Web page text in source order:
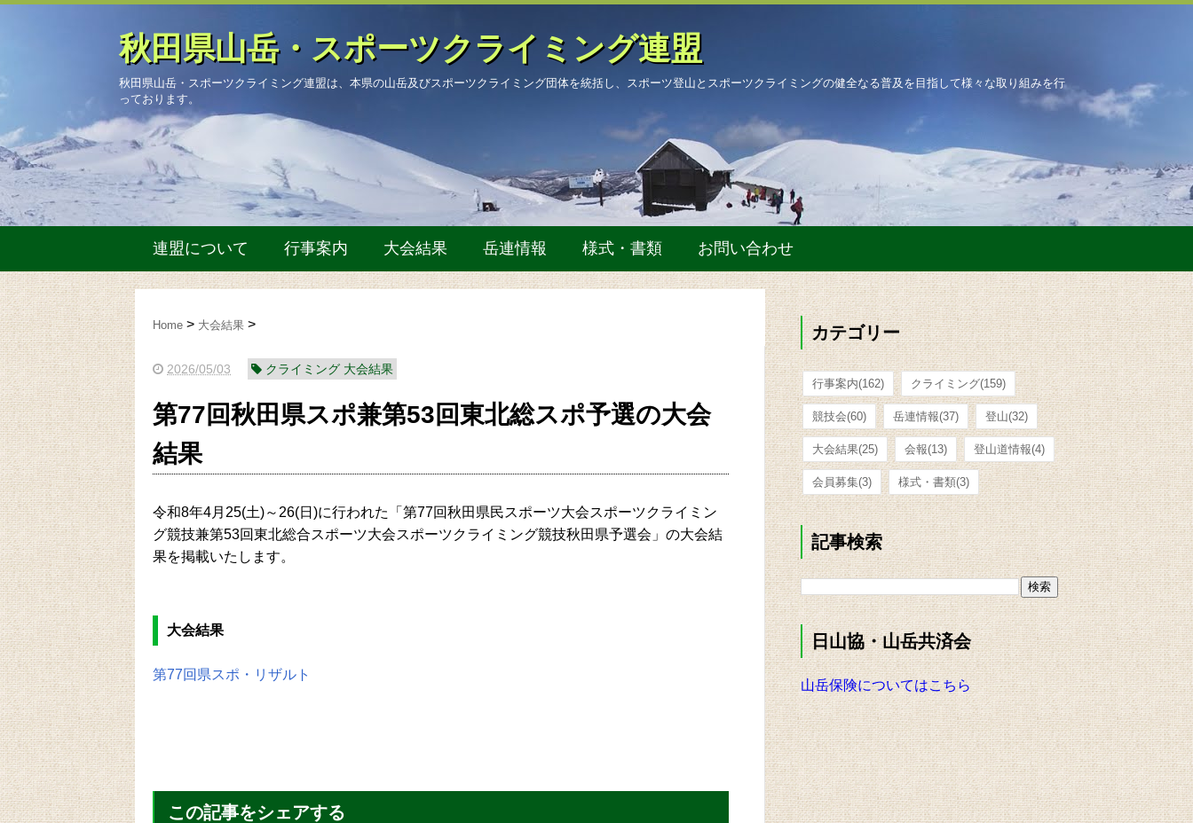
秋田県山岳・スポーツクライミング連盟
秋田県山岳・スポーツクライミング連盟は、本県の山岳及びスポーツクライミング団体を統括し、スポーツ登山とスポーツクライミングの健全なる普及を目指して様々な取り組みを行
っております。
連盟について 行事案内 大会結果 岳連情報 様式・書類 お問い合わせ
Home 大会結果
2026/05/03 クライミング 大会結果
第77回秋田県スポ兼第53回東北総スポ予選の大会
結果
令和8年4月25(土)～26(日)に行われた「第77回秋田県民スポーツ大会スポーツクライミン
グ競技兼第53回東北総合スポーツ大会スポーツクライミング競技秋田県予選会」の大会結
果を掲載いたします。
大会結果
第77回県スポ・リザルト
この記事をシェアする
カテゴリー
行事案内(162) クライミング(159)
競技会(60) 岳連情報(37) 登山(32)
大会結果(25) 会報(13) 登山道情報(4)
会員募集(3) 様式・書類(3)
記事検索
日山協・山岳共済会
山岳保険についてはこちら